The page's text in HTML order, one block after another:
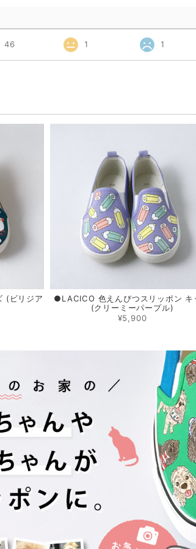
46 1 1
(ビリジア
●LACICO 色えんぴつスリッポン キ
(クリーミーパープル)
¥5,900